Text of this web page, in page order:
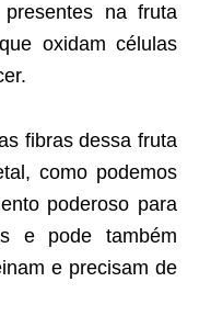
na fruta
oxidam células
fibras dessa fruta
como podemos
poderoso para
e pode também
e precisam de